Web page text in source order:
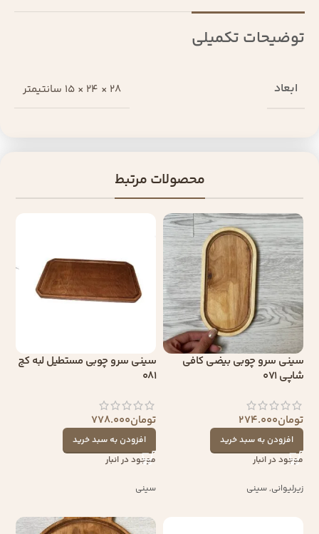
توضیحات تکمیلی
ابعاد 28 × 24 × 15 سانتیمتر
محصولات مرتبط
سینی سرو چوبی بیضی کافی
شاپی 071
تومان274.000
افزودن به سبد خرید
موجود در انبار
زیرلیوانی,سینی
سینی سرو چوبی مستطیل لبه کج
081
تومان778.000
افزودن به سبد خرید
موجود در انبار
سینی